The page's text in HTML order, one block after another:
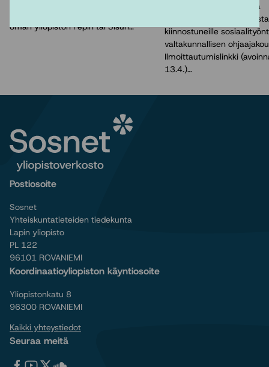
oman yliopiston Pepin tai Sisun…
alkuvuoden 2027 aikana
opiskelijoiden ohjaamisesta
kiinnostuneille
valtakunnallisen
Ilmoittautumislinkki
13.4.)…
Postiosoite
Sosnet
Yhteiskuntatieteiden tiedekunta
Lapin yliopisto
PL 122
96101 ROVANIEMI
Koordinaatioyliopiston käyntiosoite
Yliopistonkatu 8
96300 ROVANIEMI
Kaikki yhteystiedot
Seuraa meitä
Tervetuloa
Tervetuloa
Tervetuloa
Tervetuloa